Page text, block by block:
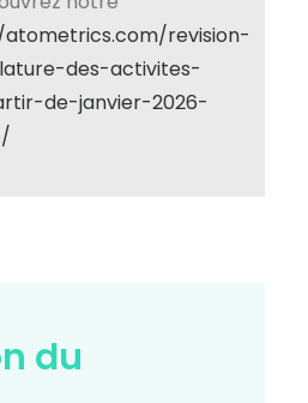
revision-
des-activites-
de-janvier-2026-
du